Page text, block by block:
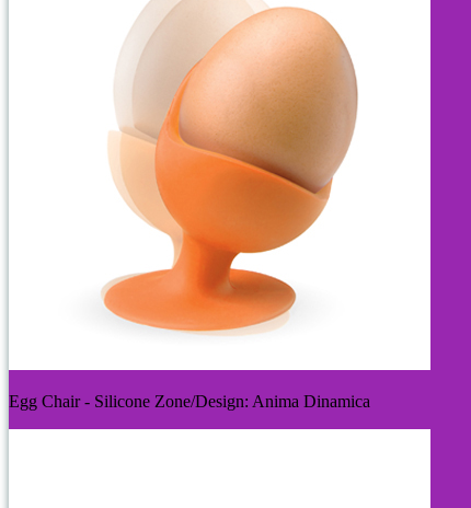
Egg Chair - Silicone Zone/Design: Anima Dinamica